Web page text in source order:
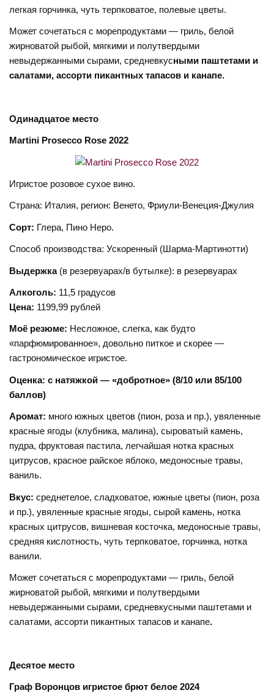
легкая горчинка, чуть терпковатое, полевые цветы.
Может сочетаться с морепродуктами — гриль, белой
жирноватой рыбой, мягкими и полутвердыми
невыдержанными сырами, средневкусными паштетами и
салатами, ассорти пикантных тапасов и канапе.
Одинадцатое место
Martini Prosecco Rose 2022
Игристое розовое сухое вино.
Страна: Италия, регион: Венето, Фриули-Венеция-Джулия
Сорт: Глера, Пино Неро.
Способ производства: Ускоренный (Шарма-Мартинотти)
Выдержка(в резервуарах/в бутылке): в резервуарах
Алкоголь: 11,5 градусов
Цена: 1199,99 рублей
Моё резюме: Несложное, слегка, как будто
«парфюмированное», довольно питкое и скорее —
гастрономическое игристое.
Оценка: с натяжкой — «добротное» (8/10 или 85/100
баллов)
Аромат: много южных цветов (пион, роза и пр.), увяленные
красные ягоды (клубника, малина), сыроватый камень,
пудра, фруктовая пастила, легчайшая нотка красных
цитрусов, красное райское яблоко, медоносные травы,
ваниль.
Вкус:среднетелое, сладковатое, южные цветы (пион, роза
и пр.), увяленные красные ягоды, сырой камень, нотка
красных цитрусов, вишневая косточка, медоносные травы,
средняя кислотность, чуть терпковатое, горчинка, нотка
ванили.
Может сочетаться с морепродуктами — гриль, белой
жирноватой рыбой, мягкими и полутвердыми
невыдержанными сырами, средневкусными паштетами и
салатами, ассорти пикантных тапасов и канапе.
Десятое место
Граф Воронцов игристое брют белое 2024